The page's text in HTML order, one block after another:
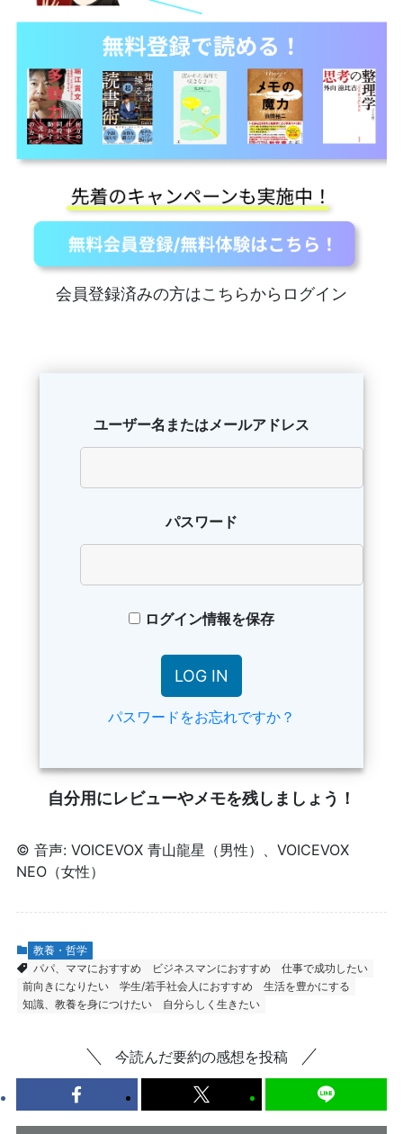
会員登録済みの方はこちらからログイン
ユーザー名またはメールアドレス
パスワード
ログイン情報を保存
パスワードをお忘れですか？
自分用にレビューやメモを残しましょう！
© 音声: VOICEVOX 青山龍星（男性）、VOICEVOX
NEO（女性）
教養・哲学
パパ、ママにおすすめ
ビジネスマンにおすすめ
仕事で成功したい
前向きになりたい
学生/若手社会人におすすめ
生活を豊かにする
知識、教養を身につけたい
自分らしく生きたい
今読んだ要約の感想を投稿